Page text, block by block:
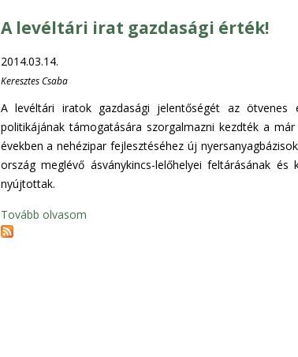
A levéltári irat gazdasági érték!
2014.03.14.
Keresztes Csaba
A levéltári iratok gazdasági jelentőségét az
politikájának támogatására szorgalmazni kezdték a
években a nehézipar fejlesztéséhez új
ország meglévő ásványkincs-lelőhelyei feltárásának
nyújtottak.
Tovább olvasom